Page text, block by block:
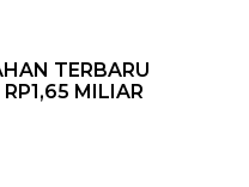
TERBARU
MILIAR